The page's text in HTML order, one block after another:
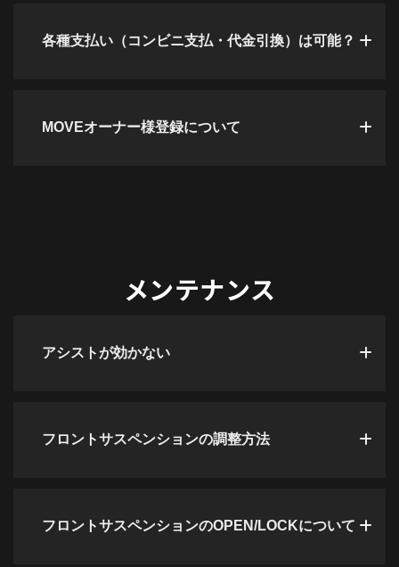
各種支払い（コンビニ支払・代金引換）は可能？
MOVEオーナー様登録について
メンテナンス
アシストが効かない
フロントサスペンションの調整方法
フロントサスペンションのOPEN/LOCKについて